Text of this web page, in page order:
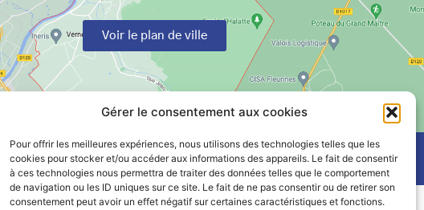
Gérer le consentement aux cookies
Pour offrir les meilleures expériences, nous utilisons des technologies telles que les
cookies pour stocker et/ou accéder aux informations des appareils. Le fait de consentir
à ces technologies nous permettra de traiter des données telles que le comportement
de navigation ou les ID uniques sur ce site. Le fait de ne pas consentir ou de retirer son
consentement peut avoir un effet négatif sur certaines caractéristiques et fonctions.
Voir le plan de ville